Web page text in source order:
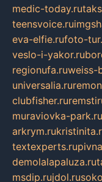
medic-today.ru
teensvoice.ru
eva-elfie.rufoto-
veslo-i-yakor.ru
regionufa.ruweiss-
universalia.ru
clubfisher.ru
muraviovka-park.ru
arkrym.ru
textexperts.ru
demolalapaluza.ru
msdip.rujdol.ru